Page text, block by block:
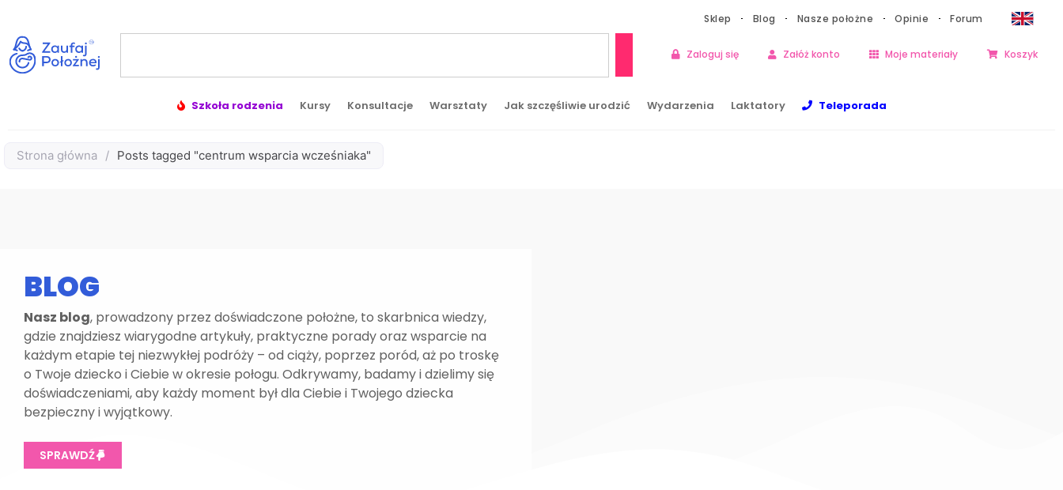
Sklep Blog Nasze położne Opinie Forum
Zaloguj się Załóż konto Moje materiały Koszyk
Szkoła rodzenia Kursy Konsultacje Warsztaty Jak szczęśliwie urodzić Wydarzenia Laktatory Teleporada
Strona główna / Posts tagged "centrum wsparcia wcześniaka"
BLOG
Nasz blog, prowadzony przez doświadczone położne, to skarbnica wiedzy,
gdzie znajdziesz wiarygodne artykuły, praktyczne porady oraz wsparcie na
każdym etapie tej niezwykłej podróży – od ciąży, poprzez poród, aż po troskę
o Twoje dziecko i Ciebie w okresie połogu. Odkrywamy, badamy i dzielimy się
doświadczeniami, aby każdy moment był dla Ciebie i Twojego dziecka
bezpieczny i wyjątkowy.
SPRAWDŹ